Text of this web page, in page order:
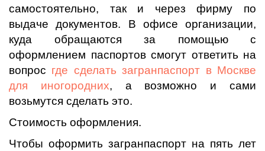
самостоятельно, так и через фирму по
выдаче документов. В офисе организации,
куда обращаются за помощью с
оформлением паспортов смогут ответить на
вопрос где сделать загранпаспорт в Москве
для иногородних, а возможно и сами
возьмутся сделать это.
Стоимость оформления.
Чтобы оформить загранпаспорт на пять лет